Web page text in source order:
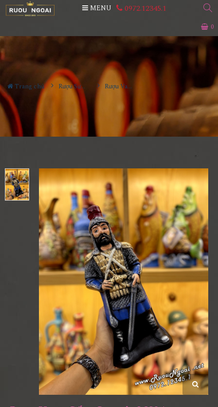
0
MENU 0972.12345.1
Trang chủ Rượu Sưu Tầm - Nga Rượu Vang Gốm Georgia MS84